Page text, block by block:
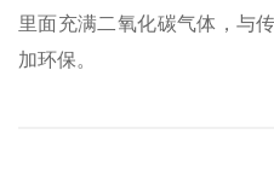
里面充满二氧化碳气体，与
加环保。